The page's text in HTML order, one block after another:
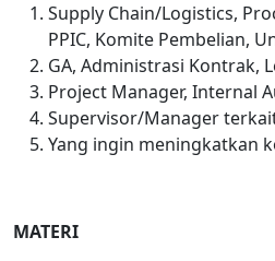
Supply Chain/Logistics,
PPIC, Komite Pembelian,
GA, Administrasi Kontrak,
Project Manager, Internal
Supervisor/Manager
Yang ingin meningkatkan
MATERI